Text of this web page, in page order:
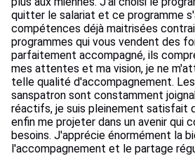
quitter le salariat et ce programme
compétences déjà maitrisées
programmes qui vous vendent des
parfaitement accompagné, ils
mes attentes et ma vision, je ne
telle qualité d'accompagnement.
sanspatron sont constamment
réactifs, je suis pleinement satisfait
enfin me projeter dans un avenir qui
besoins. J'apprécie énormément la
l'accompagnement et le partage